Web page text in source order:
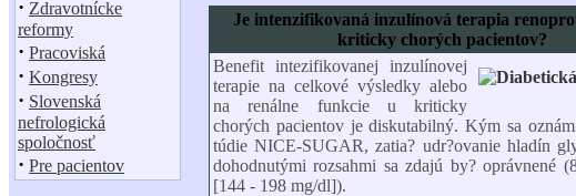
· Zdravotnícke
reformy
· Pracoviská
· Kongresy
· Slovenská
nefrologická
spoločnosť
· Pre pacientov
Je intenzifikovaná inzulínová terapia
kriticky chorých pacientov?
Benefit intezifikovanej inzulínovej
terapie na celkové výsledky alebo
na renálne funkcie u kriticky
chorých pacientov je diskutabilný. Kým sa
túdie NICE-SUGAR, zatia? udr?ovanie hladín
dohodnutými rozsahmi sa zdajú by? oprávnené
[144 - 198 mg/dl]).